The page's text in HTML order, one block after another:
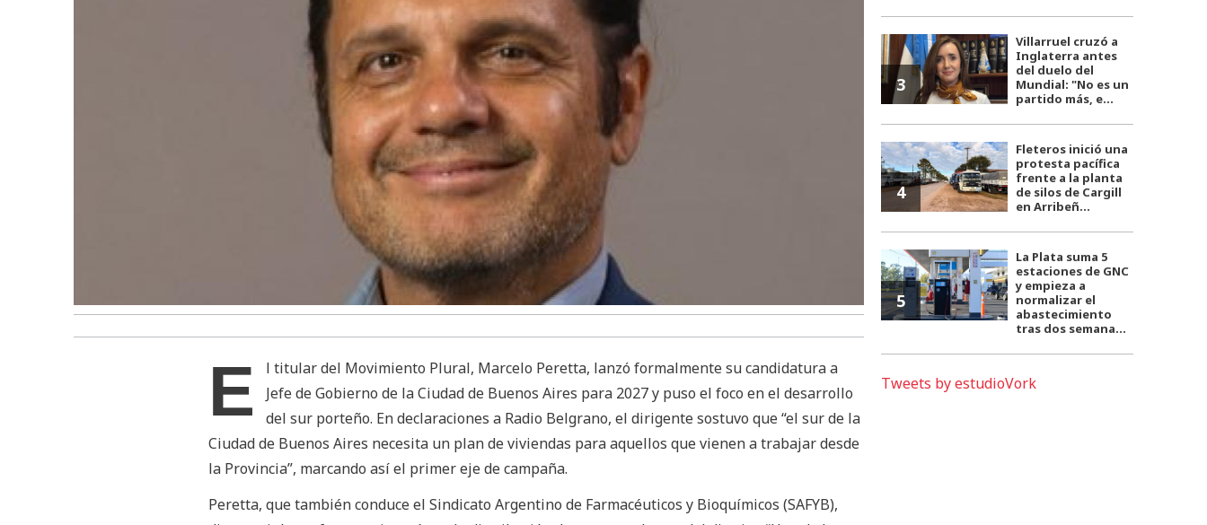
E
l titular del Movimiento Plural, Marcelo Peretta, lanzó formalmente su candidatura a
Jefe de Gobierno de la Ciudad de Buenos Aires para 2027 y puso el foco en el desarrollo
del sur porteño. En declaraciones a Radio Belgrano, el dirigente sostuvo que “el sur de la
Ciudad de Buenos Aires necesita un plan de viviendas para aquellos que vienen a trabajar desde
la Provincia”, marcando así el primer eje de campaña.
Peretta, que también conduce el Sindicato Argentino de Farmacéuticos y Bioquímicos (SAFYB),
3
Villarruel cruzó a
Inglaterra antes
del duelo del
Mundial: "No es un
partido más, e...
4
Fleteros inició una
protesta pacífica
frente a la planta
de silos de Cargill
en Arribeñ...
5
La Plata suma 5
estaciones de GNC
y empieza a
normalizar el
abastecimiento
tras dos semana...
Tweets by estudioVork